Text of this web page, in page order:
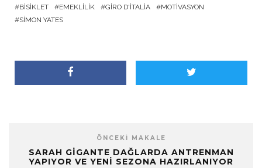
BISIKLET EMEKLILIK GIRO D'ITALIA
MOTIVASYON
SIMON YATES
ÖNCEKI MAKALE
SARAH GIGANTE DAĞLARDA ANTRENMAN
YAPIYOR VE YENI SEZONA HAZIRLANIYOR